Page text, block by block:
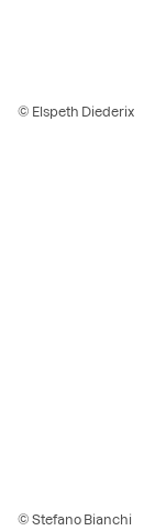
© Elspeth Diederix
© Stefano Bianchi